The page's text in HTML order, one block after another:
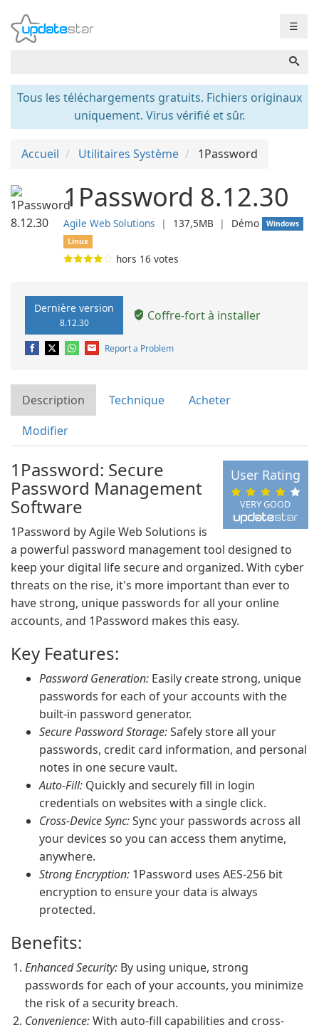
☰
Tous les téléchargements gratuits. Fichiers originaux
uniquement. Virus vérifié et sûr.
Accueil Utilitaires Système 1Password
1Password 8.12.30
Agile Web Solutions ❘ 137,5MB ❘ Démo
Windows
Linux
hors 16 votes
Dernière version
8.12.30 Coffre-fort à installer
Report a Problem
Description Technique
Acheter
Modifier
VERY GOOD
User Rating
1Password: Secure
Password Management
Software
1Password by Agile Web Solutions is
a powerful password management tool designed to
keep your digital life secure and organized. With cyber
threats on the rise, it's more important than ever to
have strong, unique passwords for all your online
accounts, and 1Password makes this easy.
Key Features:
Password Generation: Easily create strong, unique
passwords for each of your accounts with the
built-in password generator.
Secure Password Storage:Safely store all your
passwords, credit card information, and personal
notes in one secure vault.
Auto-Fill: Quickly and securely fill in login
credentials on websites with a single click.
Cross-Device Sync:Sync your passwords across all
your devices so you can access them anytime,
anywhere.
Strong Encryption: 1Password uses AES-256 bit
encryption to ensure your data is always
protected.
Benefits:
Enhanced Security: By using unique, strong
passwords for each of your accounts, you minimize
the risk of a security breach.
Convenience:With auto-fill capabilities and cross-